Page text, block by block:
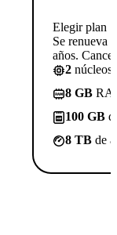
Elegir plan
Se renueva
años.
2 núcleos
8 GB
100 GB
8 TB de